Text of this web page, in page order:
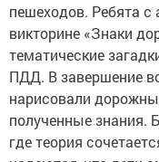
пешеходов. Ребята с
викторине «Знаки
тематические
ПДД. В завершение
нарисовали
полученные знания.
где теория